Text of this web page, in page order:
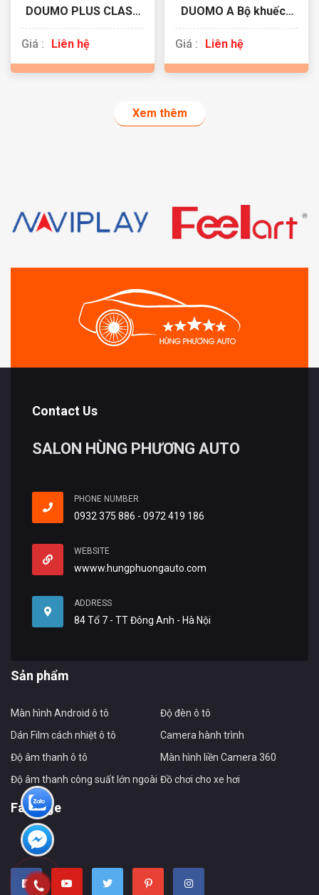
DOUMO PLUS CLASS
A/AB
Giá :
Liên hệ
DUOMO A Bộ khuếch
đại 2 kênh class A
Giá :
Liên hệ
Xem thêm
Contact Us
SALON HÙNG PHƯƠNG AUTO
PHONE NUMBER
0932 375 886 - 0972 419 186
WEBSITE
wwww.hungphuongauto.com
ADDRESS
84 Tổ 7 - TT Đông Anh - Hà Nội
Sản phẩm
Màn hình Android ô tô
Độ đèn ô tô
Dán Film cách nhiệt ô tô
Camera hành trình
Độ âm thanh ô tô
Màn hình liền Camera 360
Độ âm thanh công suất lớn ngoài xeĐồ chơi cho xe hơi
Fanpage